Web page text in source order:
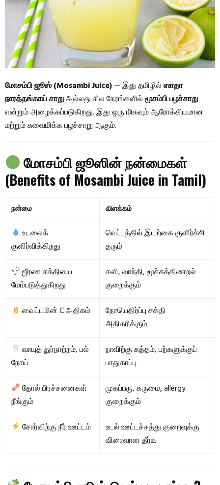
மோசம்பி ஜூஸ் (Mosambi Juice)— இது தமிழில்ஸாதா
நாரத்தங்காய் சாறுஅல்லது சில நேரங்களில்மூசம்பி பழச்சாறு
என்றும் அழைக்கப்படுகிறது. இது ஒரு மிகவும் ஆரோக்கியமான
மற்றும் சுவைமிக்க பழச்சாறு ஆகும்.
மோசம்பி ஜூஸின் நன்மைகள்
(Benefits of Mosambi Juice in Tamil)
நன்மை விளக்கம்
உடலைக்
குளிர்விக்கிறது
வெப்பத்தில் இயற்கை குளிர்ச்சி
தரும்
ஜீரண சக்தியை
மேம்படுத்துகிறது
சளி, வாந்தி, மூச்சுத்திணறல்
குறைக்கும்
வைட்டமின் C அதிகம்
நோயெதிர்ப்பு சக்தி
அதிகரிக்கும்
வாயுத் துர்நாற்றம், பல்
நோய்
நாவிற்கு சுத்தம், பற்களுக்குப்
பாதுகாப்பு
தோல் பிரச்சனைகள்
நீங்கும்
முகப்பரு, கருமை, allergy
குறைக்கும்
சோர்விற்கு நீர் ஊட்டம்
உடல் ஊட்டச்சத்து குறைவுக்கு
விரைவான தீர்வு